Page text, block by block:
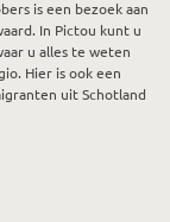
is een bezoek aan
In Pictou kunt u
u alles te weten
Hier is ook een
uit Schotland